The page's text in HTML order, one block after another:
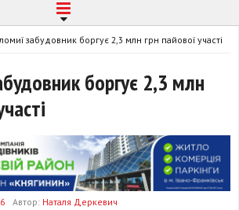
забудовник боргує 2,3 млн грн пайової участі
боргує 2,3 млн
Автор: Наталя Деркевич